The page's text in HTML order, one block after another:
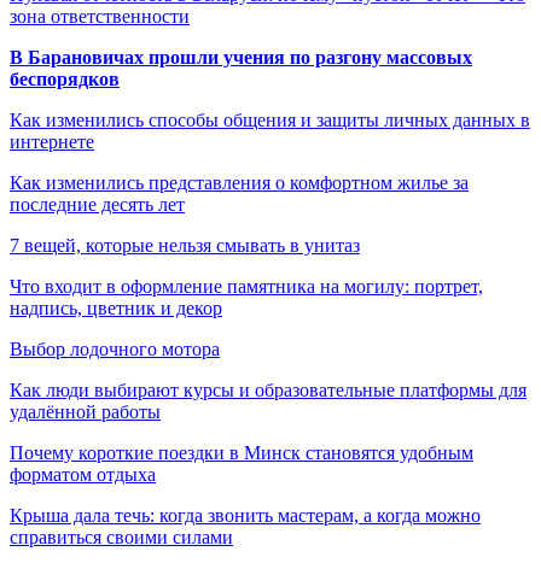
зона ответственности
В Барановичах прошли учения по разгону массовых
беспорядков
Как изменились способы общения и защиты личных данных в
интернете
Как изменились представления о комфортном жилье за
последние десять лет
7 вещей, которые нельзя смывать в унитаз
Что входит в оформление памятника на могилу: портрет,
надпись, цветник и декор
Выбор лодочного мотора
Как люди выбирают курсы и образовательные платформы для
удалённой работы
Почему короткие поездки в Минск становятся удобным
форматом отдыха
Крыша дала течь: когда звонить мастерам, а когда можно
справиться своими силами